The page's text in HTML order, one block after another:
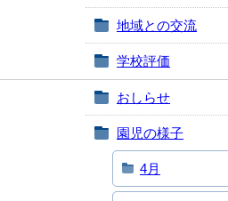
地域との交流
学校評価
おしらせ
園児の様子
4月